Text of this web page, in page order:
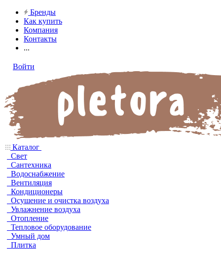
Бренды
Как купить
Компания
Контакты
...
Войти
Каталог
Свет
Сантехника
Водоснабжение
Вентиляция
Кондиционеры
Осушение и очистка воздуха
Увлажнение воздуха
Отопление
Тепловое оборудование
Умный дом
Плитка